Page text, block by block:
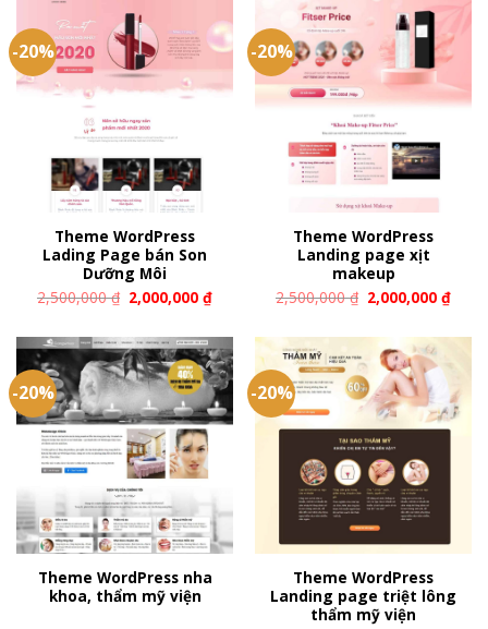
-20%
Theme WordPress
Lading Page bán Son
Dưỡng Môi
2,500,000₫ 2,000,000₫
-20%
Theme WordPress
Landing page xịt
makeup
2,500,000₫ 2,000,000₫
-20%
Theme WordPress nha
khoa, thẩm mỹ viện
-20%
Theme WordPress
Landing page triệt lông
thẩm mỹ viện